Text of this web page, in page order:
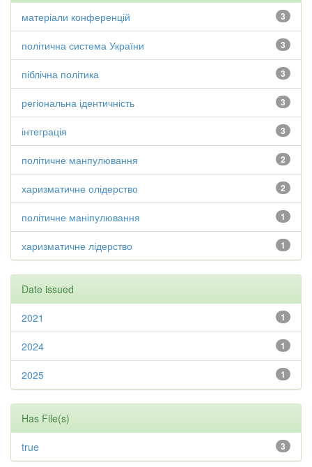
3
матеріали конференцій
3
політична система України
3
піблічна політика
3
регіональна ідентичність
3
інтеграція
2
політичне манпулювання
2
харизматичне олідерство
1
політичне маніпулювання
1
харизматичне лідерство
Date issued
1
2021
1
2024
1
2025
Has File(s)
3
true